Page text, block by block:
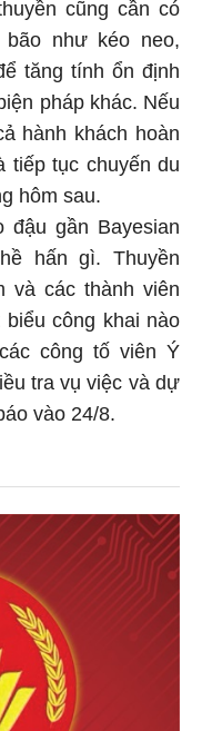
cũng cần có
như kéo neo,
tăng tính ổn định
pháp khác. Nếu
hành khách hoàn
tiếp tục chuyến du
hôm sau.
đậu gần Bayesian
hấn gì. Thuyền
và các thành viên
công khai nào
công tố viên Ý
tra vụ việc và dự
vào 24/8.